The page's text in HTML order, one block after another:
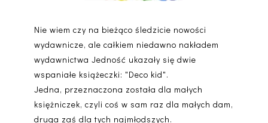
Nie wiem czy na bieżąco śledzicie nowości
wydawnicze, ale całkiem niedawno nakładem
wydawnictwa Jedność ukazały się dwie
wspaniałe książeczki: "Deco kid".
Jedna, przeznaczona została dla małych
księżniczek, czyli coś w sam raz dla małych dam,
druga zaś dla tych najmłodszych.